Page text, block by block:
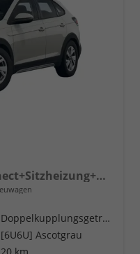
Trend 115PS DSG AppConnect+Sitzheizung+PDC+Alu16+LED+DAB+FrontAssist
Doppelkupplungsgetriebe (DSG)
[6U6U] Ascotgrau